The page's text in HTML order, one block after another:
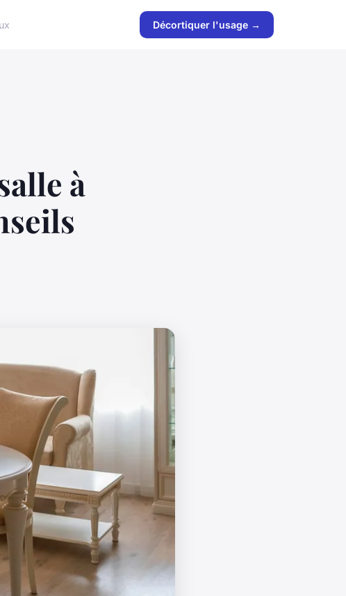
Décortiquer l'usage →
à